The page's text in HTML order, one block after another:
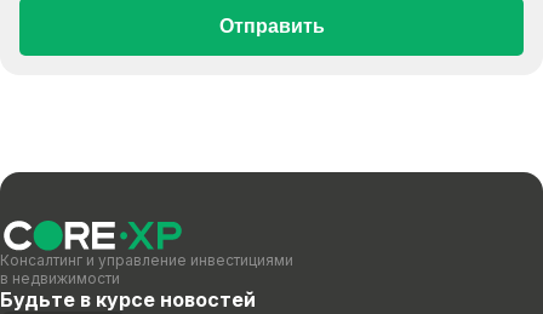
Отправить
Консалтинг и управление инвестициями
в недвижимости
Будьте в курсе новостей